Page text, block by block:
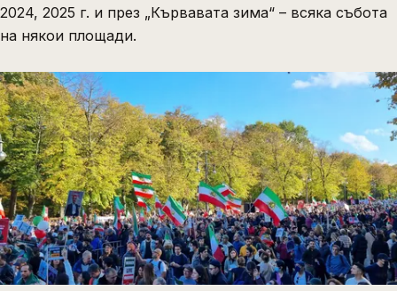
2024, 2025 г. и през „Кървавата зима“ – всяка събота
на някои площади.